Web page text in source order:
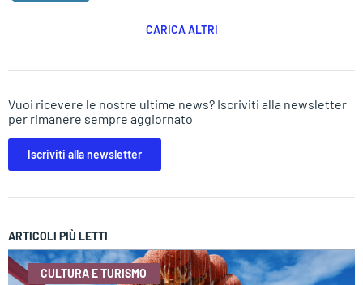
CARICA ALTRI
Vuoi ricevere le nostre ultime news? Iscriviti alla newsletter
per rimanere sempre aggiornato
Iscriviti alla newsletter
ARTICOLI PIÙ LETTI
CULTURA E TURISMO